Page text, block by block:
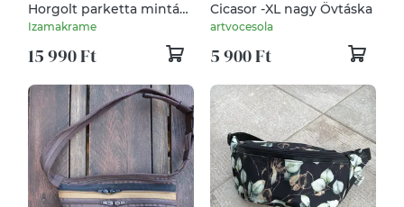
Horgolt parketta mintás
övtáska
Izamakrame
15 990 Ft
Cicasor -XL nagy Övtáska
artvocesola
5 900 Ft